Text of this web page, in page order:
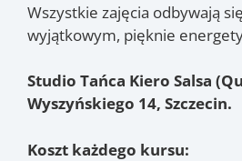
Wszystkie zajęcia odbywają
wyjątkowym, pięknie
Studio Tańca Kiero Salsa
Wyszyńskiego 14, Szczecin.
Koszt każdego kursu: